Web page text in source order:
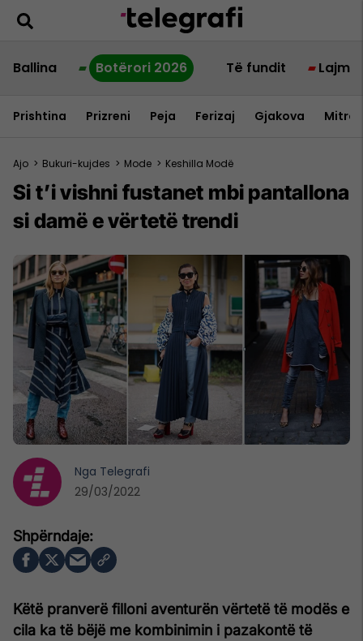
Ballina Botërori 2026 Të fundit Lajme
Prishtina Prizreni Peja Ferizaj Gjakova
Ajo > Bukuri-kujdes > Mode > Keshilla Modë
Si t’i vishni fustanet mbi pantallona
si damë e vërtetë trendi
Këtë pranverë filloni aventurën vërtetë të modës e
cila ka të bëjë me kombinimin i pazakontë të
Nga Telegrafi
29/03/2022